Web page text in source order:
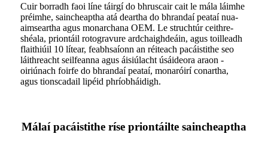
Cuir borradh faoi líne táirgí do bhruscair cait le mála láimhe
préimhe, saincheaptha atá deartha do bhrandaí peataí nua-
aimseartha agus monarchana OEM. Le struchtúr ceithre-
shéala, priontáil rotogravure ardchaighdeáin, agus toilleadh
flaithiúil 10 lítear, feabhsaíonn an réiteach pacáistithe seo
láithreacht seilfeanna agus áisiúlacht úsáideora araon -
oiriúnach foirfe do bhrandaí peataí, monaróirí conartha,
agus tionscadail lipéid phríobháidigh.
Málaí pacáistithe ríse priontáilte saincheaptha